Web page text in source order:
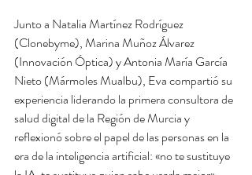
Junto a Natalia Martínez Rodríguez
(Clonebyme), Marina Muñoz Álvarez
(Innovación Óptica) y Antonia María García
Nieto (Mármoles Mualbu), Eva compartió su
experiencia liderando la primera consultora de
salud digital de la Región de Murcia y
reflexionó sobre el papel de las personas en la
era de la inteligencia artificial: «no te sustituye